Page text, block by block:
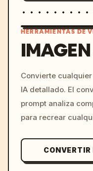
HERRAMIENTAS DE
Convierte
IA detallado. El
prompt analiza
para recrear